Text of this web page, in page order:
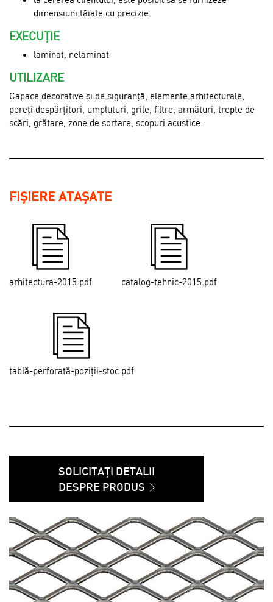
dimensiuni tăiate cu precizie
EXECUȚIE
laminat, nelaminat
UTILIZARE
Capace decorative și de siguranță, elemente arhitecturale,
pereți despărțitori, umpluturi, grile, filtre, armături, trepte de
scări, grătare, zone de sortare, scopuri acustice.
FIȘIERE ATAȘATE
arhitectura-2015.pdf catalog-tehnic-2015.pdf
tablă-perforată-poziții-stoc.pdf
SOLICITAȚI DETALII
DESPRE PRODUS